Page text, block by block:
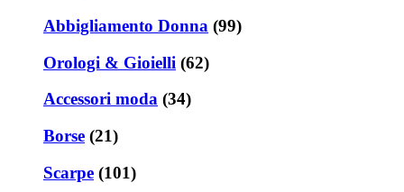
Abbigliamento Donna (99)
Orologi & Gioielli (62)
Accessori moda (34)
Borse (21)
Scarpe (101)